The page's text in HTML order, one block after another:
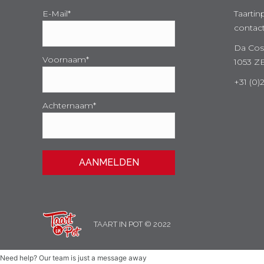
E-Mail*
Voornaam*
Achternaam*
Da
1053
+31
TAART IN POT © 2022
Need help? Our team is just a message away